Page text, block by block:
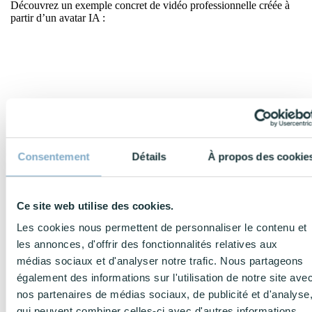
Consentement Détails À propos des
Ce site web utilise des cookies.
Les cookies nous permettent de personnaliser le contenu et
les annonces, d'offrir des fonctionnalités relatives aux
médias sociaux et d'analyser notre trafic. Nous partageons
également des informations sur l'utilisation de notre site
nos partenaires de médias sociaux, de publicité et d'analyse,
Découvrez un exemple concret de vidéo professionnelle créée à
partir d’un avatar IA :
En résumé, l'usage de l'intelligence artificielle dans la création de
contenu permet d’accélérer drastiquement vos process. De plus, les
utilisateurs deviennent de plus en plus habiles à identifier les
contenus générés par IA, et leur perception de cette technologie
se dégrade au fil du temps à cause d’une infobésité du contenu et
d’un manque d’originalité, d’expertise. Rappelez vous, vous êtes
l’expert pas l’IA !
Cela nous rappelle l'importance de rester vigilants et de ne pas
nous reposer entièrement sur ces outils pour définir notre voix ou